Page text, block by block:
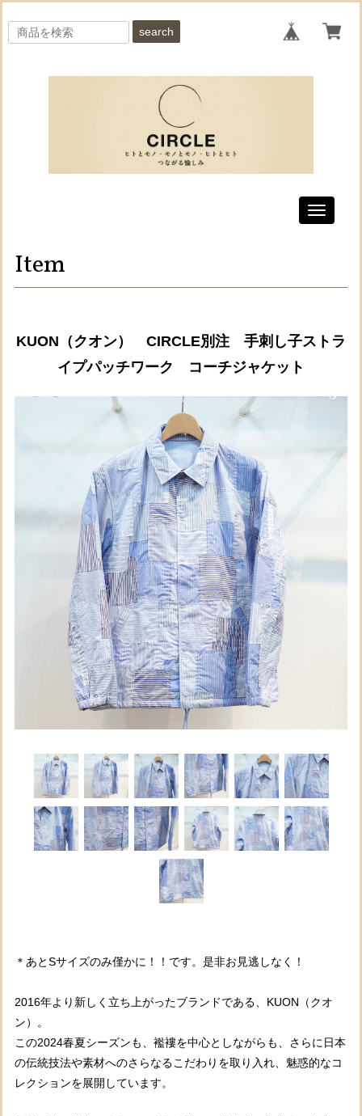
search
Toggle
Item
KUON（クオン） CIRCLE別注 手刺し子ストラ
イプパッチワーク コーチジャケット
＊あとSサイズのみ僅かに！！です。是非お見逃しなく！
2016年より新しく立ち上がったブランドである、KUON（クオ
ン）。
この2024春夏シーズンも、襤褸を中心としながらも、さらに日本
の伝統技法や素材へのさらなるこだわりを取り入れ、魅惑的なコ
レクションを展開しています。